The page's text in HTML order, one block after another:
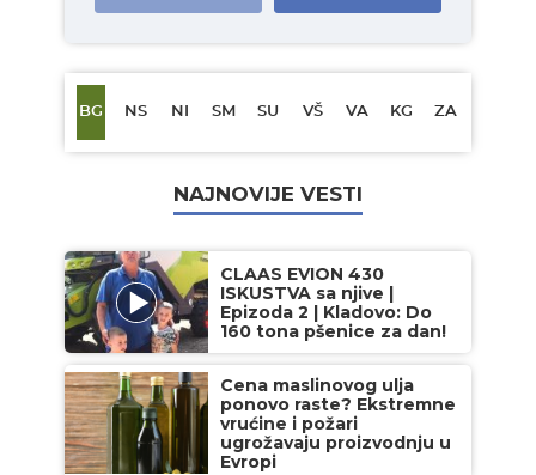
BG NS NI SM SU VŠ VA KG ZA
NAJNOVIJE VESTI
CLAAS EVION 430
ISKUSTVA sa njive |
Epizoda 2 | Kladovo: Do
160 tona pšenice za dan!
Cena maslinovog ulja
ponovo raste? Ekstremne
vrućine i požari
ugrožavaju proizvodnju u
Evropi